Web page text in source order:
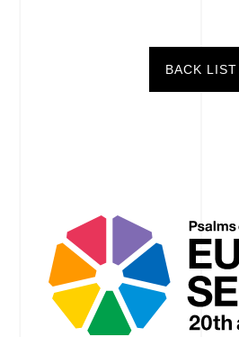
BACK LIST